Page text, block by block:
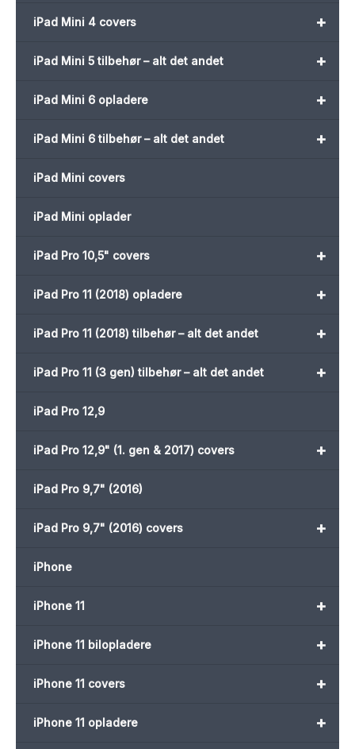
+
iPad Mini 4 covers
+
iPad Mini 5 tilbehør – alt det andet
+
iPad Mini 6 opladere
+
iPad Mini 6 tilbehør – alt det andet
iPad Mini covers
iPad Mini oplader
+
iPad Pro 10,5" covers
+
iPad Pro 11 (2018) opladere
+
iPad Pro 11 (2018) tilbehør – alt det andet
+
iPad Pro 11 (3 gen) tilbehør – alt det andet
iPad Pro 12,9
+
iPad Pro 12,9" (1. gen & 2017) covers
iPad Pro 9,7" (2016)
+
iPad Pro 9,7" (2016) covers
iPhone
+
iPhone 11
+
iPhone 11 bilopladere
+
iPhone 11 covers
+
iPhone 11 opladere